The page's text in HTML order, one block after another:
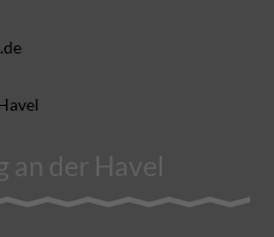
an der Havel